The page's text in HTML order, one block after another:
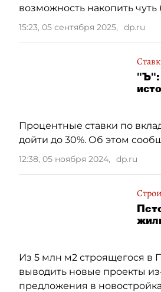
возможность накопить
15:23, 05 сентября 2025, dp.ru
"Ъ":
Процентные ставки по
дойти до 30%. Об этом
12:38, 05 ноября 2024, dp.ru
Из 5 млн м2 строящегося в
выводить новые проекты
предложения в